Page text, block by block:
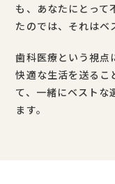
も、あなたにとって
たのでは、それはベ
歯科医療という視点
快適な生活を送るこ
て、一緒にベストな
ます。